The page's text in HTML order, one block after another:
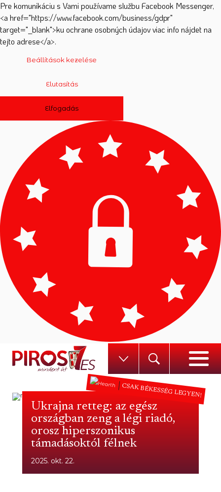
Pre komunikáciu s Vami používame službu Facebook Messenger,
<a href="https://www.facebook.com/business/gdpr"
target="_blank">ku ochrane osobných údajov viac info nájdet na
tejto adrese</a>.
Beállítások kezelése
Elutasítás
Elfogadás
CSAK BÉKESSÉG LEGYEN!
Ukrajna retteg: az egész
országban zeng a légi riadó,
orosz hiperszonikus
támadásoktól félnek
2025. okt. 22.